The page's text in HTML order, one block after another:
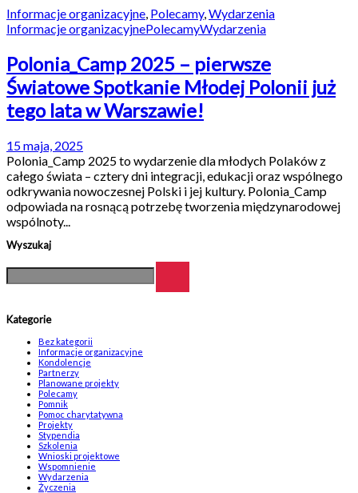
Informacje organizacyjne Polecamy, Wydarzenia
Informacje organizacyjnePolecamyWydarzenia
Polonia_Camp 2025 – pierwsze
Światowe Spotkanie Młodej Polonii już
tego lata w Warszawie!
15 maja, 2025
Polonia_Camp 2025 to wydarzenie dla młodych Polaków z
całego świata – cztery dni integracji, edukacji oraz wspólnego
odkrywania nowoczesnej Polski i jej kultury. Polonia_Camp
odpowiada na rosnącą potrzebę tworzenia międzynarodowej
wspólnoty...
Wyszukaj
Kategorie
Bez kategorii
Informacje organizacyjne
Kondolencje
Partnerzy
Planowane projekty
Polecamy
Pomnik
Pomoc charytatywna
Projekty
Stypendia
Szkolenia
Wnioski projektowe
Wspomnienie
Wydarzenia
Życzenia